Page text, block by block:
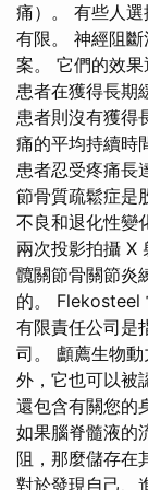
痛）。 有些人
有限。 神經阻
案。 它們的效
患者在獲得長期
患者則沒有獲得
痛的平均持續時
患者忍受疼痛長
節骨質疏鬆症是
不良和退化性變
兩次投影拍攝 X
髖關節骨關節炎
的。 Flekosteel
有限責任公司是
司。 顱薦生物
外，它也可以被
還包含有關您的
如果腦脊髓液的
阻，那麼儲存在
對於發現自己、